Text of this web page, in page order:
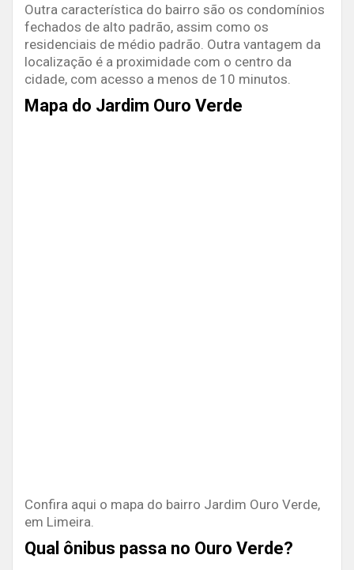
Outra característica do bairro são os condomínios
fechados de alto padrão, assim como os
residenciais de médio padrão. Outra vantagem da
localização é a proximidade com o centro da
cidade, com acesso a menos de 10 minutos.
Mapa do Jardim Ouro Verde
Confira aqui o mapa do bairro Jardim Ouro Verde,
em Limeira.
Qual ônibus passa no Ouro Verde?